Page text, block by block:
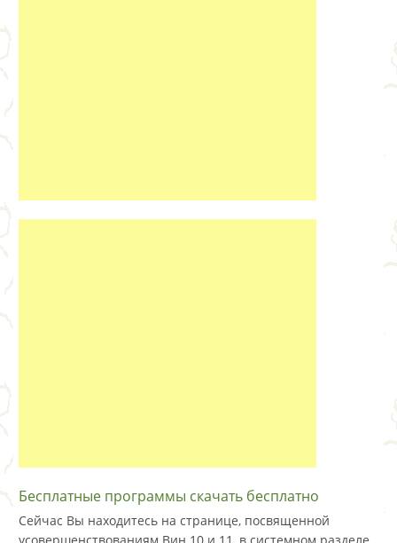
Бесплатные программы скачать бесплатно
Сейчас Вы находитесь на странице, посвященной